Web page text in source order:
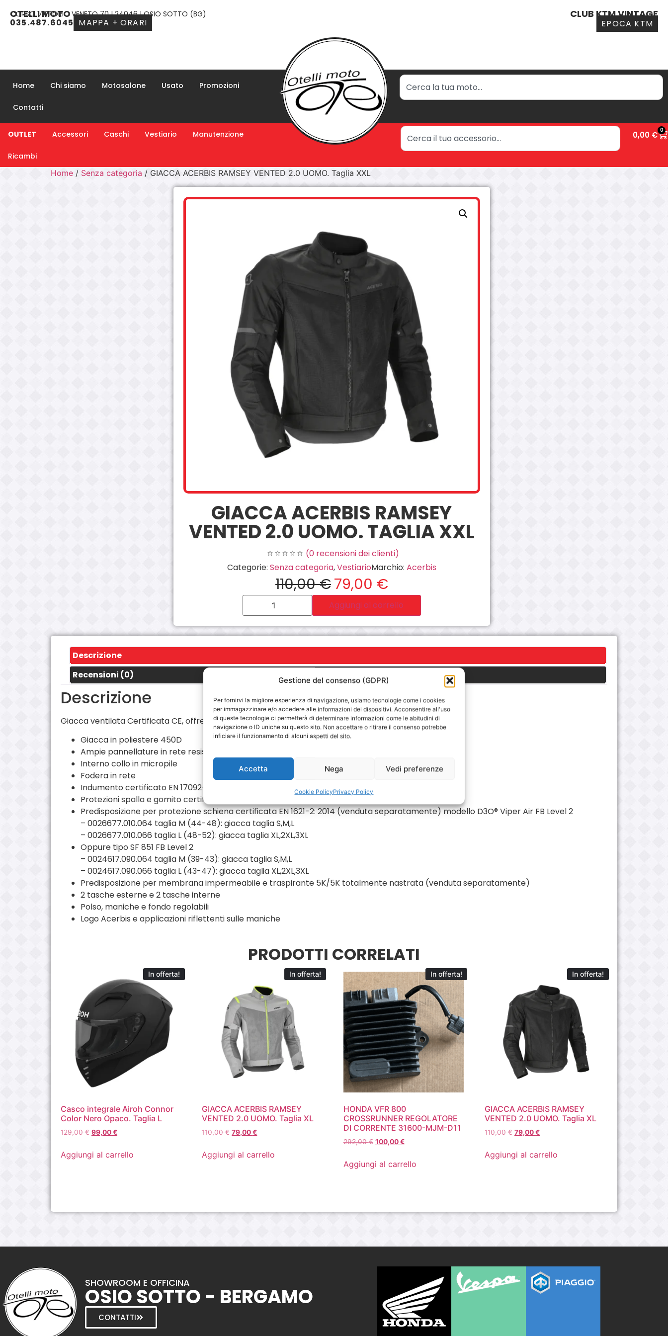
Gestione del consenso (GDPR)
Per fornirvi la migliore esperienza di navigazione, usiamo tecnologie come i cookies
per immagazzinare e/o accedere alle informazioni dei dispositivi. Acconsentire all'uso
di queste tecnologie ci permetterà di determinare informazioni come le abitudini di
navigazione o ID uniche su questo sito. Non accettare o ritirare il consenso potrebbe
inficiare il funzionamento di alcuni aspetti del sito.
Accetta Nega Vedi preferenze
Cookie PolicyPrivacy Policy
OTELLI MOTO
CORSO VITTORIO VENETO 70 | 24046 | OSIO SOTTO (BG)
035.487.6045 MAPPA + ORARI
CLUB KTM VINTAGE
EPOCA KTM
Home Chi siamo Motosalone Usato Promozioni
Contatti
OUTLET Accessori Caschi Vestiario Manutenzione
Ricambi
0,00 € 0
Home / Senza categoria / GIACCA ACERBIS RAMSEY VENTED 2.0 UOMO. Taglia XXL
GIACCA ACERBIS RAMSEY
VENTED 2.0 UOMO. TAGLIA XXL
(0recensioni dei clienti)
Categorie: Senza categoria,VestiarioMarchio: Acerbis
110,00€79,00 €
Aggiungi al carrello
Descrizione
Recensioni (0)
Descrizione
Giacca ventilata Certificata CE, offre protezione in “classe AA” insieme a comfort e resistenza
Giacca in poliestere 450D
Ampie pannellature in rete resistente allo strappo e all’abrasione
Interno collo in micropile
Fodera in rete
Indumento certificato EN 17092-3-2020 cls AA
Protezioni spalla e gomito certificate EN 1621-1: 2012 Type A Level 1
Predisposizione per protezione schiena certificata EN 1621-2: 2014 (venduta separatamente) modello D3O® Viper Air FB Level 2
– 0026677.010.064 taglia M (44-48): giacca taglia S,M,L
– 0026677.010.066 taglia L (48-52): giacca taglia XL,2XL,3XL
Oppure tipo SF 851 FB Level 2
– 0024617.090.064 taglia M (39-43): giacca taglia S,M,L
– 0024617.090.066 taglia L (43-47): giacca taglia XL,2XL,3XL
Predisposizione per membrana impermeabile e traspirante 5K/5K totalmente nastrata (venduta separatamente)
2 tasche esterne e 2 tasche interne
Polso, maniche e fondo regolabili
Logo Acerbis e applicazioni riflettenti sulle maniche
PRODOTTI CORRELATI
In offerta!
Casco integrale Airoh Connor
Color Nero Opaco. Taglia L
129,00€ 99,00€
Aggiungi al carrello
In offerta!
GIACCA ACERBIS RAMSEY
VENTED 2.0 UOMO. Taglia XL
110,00€ 79,00€
Aggiungi al carrello
In offerta!
HONDA VFR 800
CROSSRUNNER REGOLATORE
DI CORRENTE 31600-MJM-D11
292,00€ 100,00€
Aggiungi al carrello
In offerta!
GIACCA ACERBIS RAMSEY
VENTED 2.0 UOMO. Taglia XL
110,00€ 79,00€
Aggiungi al carrello
SHOWROOM E OFFICINA
OSIO SOTTO - BERGAMO
CONTATTI